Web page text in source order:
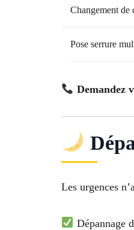
Changement de
Pose serrure
Demandez
Les urgences
Dépannage